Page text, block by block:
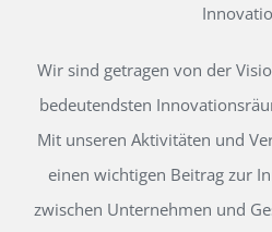
Wir sind getragen von der
bedeutendsten
Mit unseren Aktivitäten und
einen wichtigen Beitrag zur
zwischen Unternehmen und